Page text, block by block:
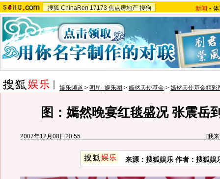
搜狐 ChinaRen 17173 焦点房地产 搜狗 新闻 -
娱乐频道 > 明星_娱乐圈 > 嫣然天使基金 > 嫣然天使基金精彩
图：嫣然晚宴红毯盛况 张震岳
2007年12月08日20:55 [我
来源：搜狐娱乐 作者：搜狐娱